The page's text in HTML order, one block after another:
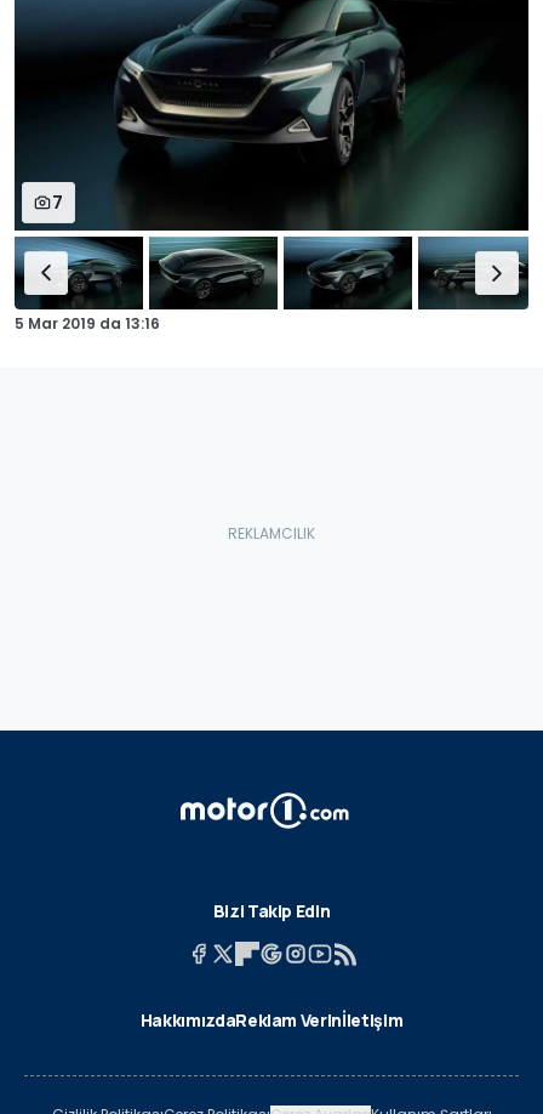
7
5 Mar 2019 da 13:16
Bizi Takip Edin
HakkımızdaReklam Verinİletişim